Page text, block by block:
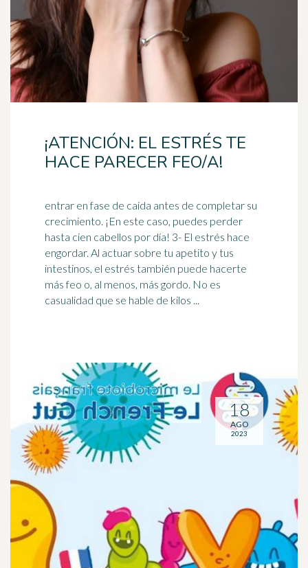
¡ATENCIÓN: EL ESTRÉS TE
HACE PARECER FEO/A!
entrar en fase de caída antes de completar su
crecimiento. ¡En este caso, puedes perder
hasta cien cabellos por día! 3- El estrés hace
engordar. Al actuar sobre tu apetito y tus
intestinos, el estrés también puede hacerte
más feo o, al menos, más gordo. No es
casualidad que se hable de kilos ...
18
AGO
2023